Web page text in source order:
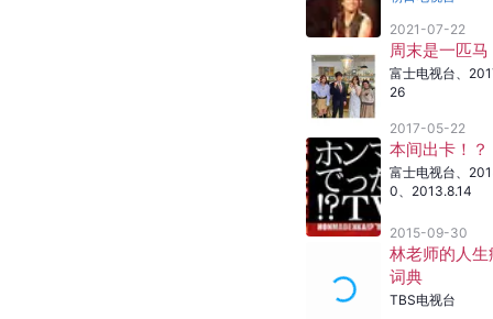
2021-07-22
周末是一匹马
富士电视台
26
2017-05-22
本间出卡！？
富士电视台
0
2013.8.14
2015-09-30
林老师的人生
词典
TBS电视台